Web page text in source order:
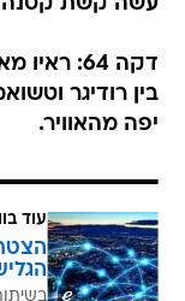
בין רודיגר
יפה מהאוויר.
עוד